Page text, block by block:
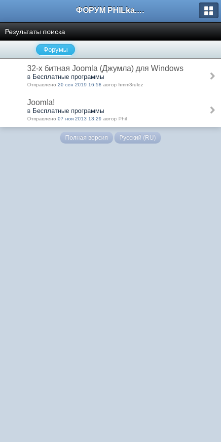
ФОРУМ PHILka.RU
Результаты поиска
Форумы
32-х битная Joomla (Джумла) для Windows
в Бесплатные программы
Отправлено 20 сен 2019 16:58 автор hmm3rulez
Joomla!
в Бесплатные программы
Отправлено 07 ноя 2013 13:29 автор Phil
Полная версия Русский (RU)